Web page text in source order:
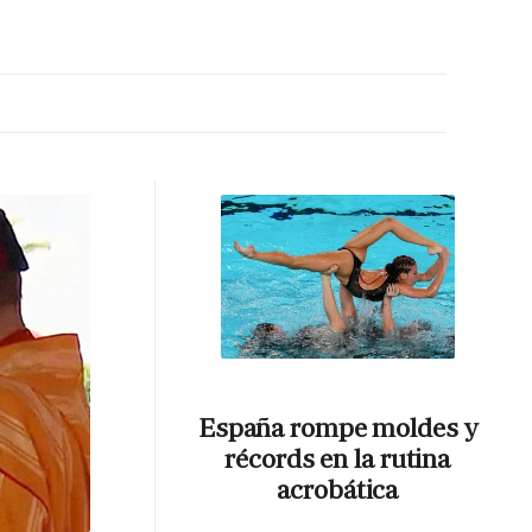
España rompe moldes y
récords en la rutina
acrobática